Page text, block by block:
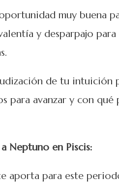
muy buena
y desparpajo
de tu intuición
para avanzar y con
Neptuno en Piscis:
aporta para este